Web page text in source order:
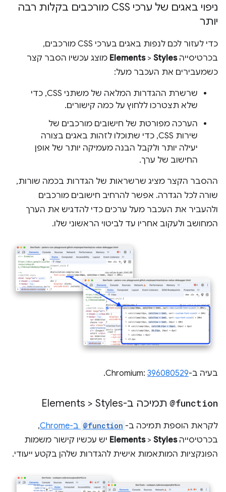
ניפוי באגים של ערכי CSS מורכבים בקלות רבה
יותר
כדי לעזור לכם לנפות באגים בערכי CSS מורכבים,
בכרטיסייה
Elements> Styles
מוצג עכשיו הסבר קצר
כשמעבירים את העכבר מעל:
שרשרת ההגדרות המלאה של משתני CSS, כדי
שלא תצטרכו ללחוץ על כמה קישורים.
הערכה מפורטת של חישובים מורכבים של
שירות CSS, כדי שתוכלו לזהות באגים בצורה
יעילה יותר ולקבל הבנה מעמיקה יותר של אופן
החישוב של ערך.
ההסבר הקצר מציג שרשראות של הגדרות בכמה שורות,
שורה לכל הגדרה. אפשר להרחיב חישובים מורכבים
ולהעביר את העכבר מעל ערכים כדי להדגיש את הערך
המחושב ולעקוב אחריו עד לביטוי הראשוני שלו.
בעיה ב-Chromium:396080529
.
@function תמיכה ב-Elements > Styles
לקראת הוספת תמיכה ב- @function ב-Chrome
,
בכרטיסייה
Elements> Styles
יש עכשיו קישור משמות
הפונקציות המותאמות אישית להגדרות שלהן בקטע ייעודי.